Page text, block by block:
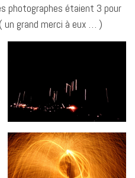
photographes étaient 3 pour
un grand merci à eux … )